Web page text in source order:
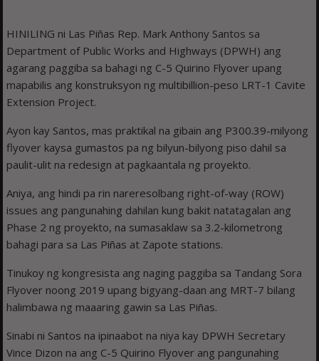
HINILING ni Las Piñas Rep. Mark Anthony Santos sa
Department of Public Works and Highways (DPWH) ang
agarang paggiba sa bahagi ng C-5 Quirino Flyover upang
mapabilis ang konstruksyon ng multibillion-peso LRT-1 Cavite
Extension Project.
Ayon kay Santos, mas praktikal na gibain ang P300.39-milyong
flyover kaysa gumastos pa ng bilyun-bilyong piso dahil sa
paulit-ulit na redesign at pagkaantala ng proyekto.
Aniya, ang hindi pa rin nareresolbang right-of-way (ROW)
issues ang pangunahing dahilan kung bakit natatagalan ang
Phase 2 ng proyekto, na sumasaklaw sa 3.2-kilometrong
bahagi para sa Las Piñas at Zapote stations.
Tinukoy ng kongresista ang naging paggiba sa Tandang Sora
Flyover noong 2019 upang bigyang-daan ang MRT-7 bilang
halimbawa ng maaaring gawin sa Las Piñas.
Sinabi ni Santos na ipinaabot na niya kay DPWH Secretary
Vince Dizon na ang C-5 Quirino Flyover ang pangunahing